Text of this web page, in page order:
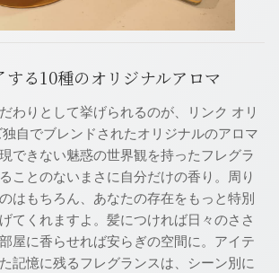
る10種のオリジナルアロマ
わりとして挙げられるのが、リンク オリ
自でブレンドされたオリジナルのアロマ
できない魅惑の世界観を持ったフレグラ
ことのないまさに自分だけの香り。周り
はもちろん、あなたの存在をもっと特別
てくれますよ。髪につければ日々のささ
屋に香らせれば安らぎの空間に。アイテ
記憶に残るフレグランスは、シーン別に